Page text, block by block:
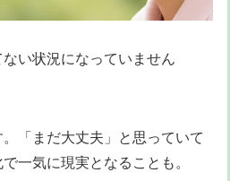
ない状況になっていません
「まだ大丈夫」と思っていて
一気に現実となることも。